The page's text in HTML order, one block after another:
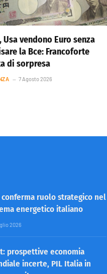
Usa vendono Euro senza
la Bce: Francoforte
di sorpresa
7 Agosto 2026
conferma ruolo strategico nel
energetico italiano
2026
prospettive economia
incerte, PIL Italia in